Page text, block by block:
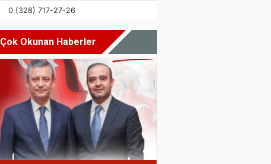
Çok Okunan Haberler